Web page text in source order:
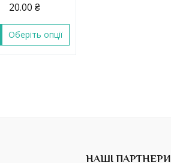
20.00 ₴
Оберіть опції
НАШІ ПАРТНЕРИ